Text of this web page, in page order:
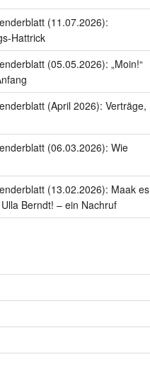
(11.07.2026):
Hattrick
(05.05.2026): „Moin!“
(April 2026): Verträge,
(06.03.2026): Wie
(13.02.2026): Maak es
Berndt! – ein Nachruf